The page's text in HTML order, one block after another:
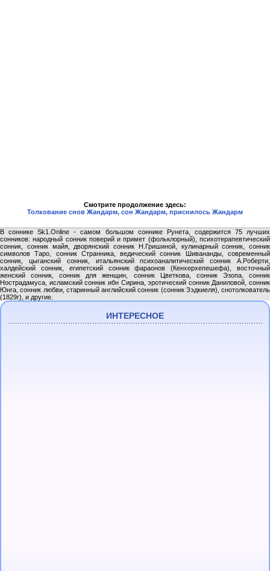
Смотрите продолжение здесь:
Толкование снов Жандарм, сон Жандарм, приснилось Жандарм
В соннике Sk1.Online - самом большом соннике Рунета, содержится 75 лучших
сонников: народный сонник поверий и примет (фольклорный), психотерапевтический
сонник, сонник майя, дворянский сонник Н.Гришиной, кулинарный сонник, сонник
символов Таро, сонник Странника, ведический сонник Шивананды, современный
сонник, цыганский сонник, итальянский психоаналитический сонник А.Роберти,
халдейский сонник, египетский сонник фараонов (Кенхерхепешефа), восточный
женский сонник, сонник для женщин, сонник Цветкова, сонник Эзопа, сонник
Нострадамуса, исламский сонник ибн Сирина, эротический сонник Даниловой, сонник
Юнга, сонник любви, старинный английский сонник (сонник Зэдкиеля), снотолкователь
(1829г), и другие.
ИНТЕРЕСНОЕ